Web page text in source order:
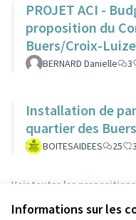
Informations sur les
PROJET ACI -
proposition du
Buers/Croix-
Ville Edifiante
BERNARD Danielle 3
Installation de
quartier des Buers
BOITESAIDEES 25
Voir toutes les